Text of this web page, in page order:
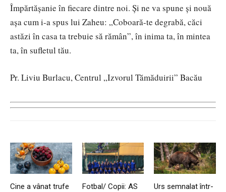
Împărtășanie în fiecare dintre noi. Şi ne va spune şi nouă
aşa cum i-a spus lui Zaheu: „Coboară-te degrabă, căci
astăzi în casa ta trebuie să rămân”, în inima ta, în mintea
ta, în sufletul tău.
Pr. Liviu Burlacu, Centrul „Izvorul Tămăduirii” Bacău
Cine a vânat trufe Fotbal/ Copii: AS Urs semnalat într-